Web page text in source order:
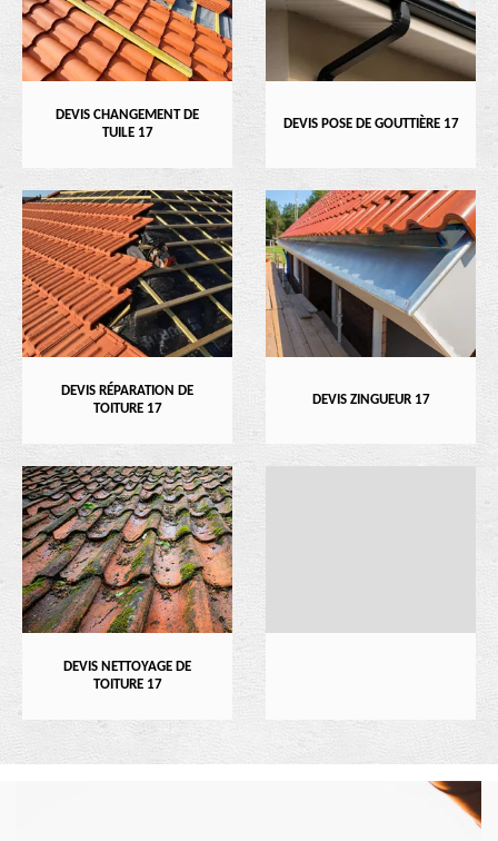
DEVIS CHANGEMENT DE
TUILE 17
DEVIS POSE DE GOUTTIÈRE 17
DEVIS RÉPARATION DE
TOITURE 17
DEVIS ZINGUEUR 17
DEVIS NETTOYAGE DE
TOITURE 17